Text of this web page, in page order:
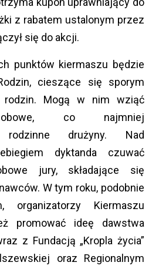
z rabatem ustalonym przez
się do akcji.
punktów kiermaszu będzie
cieszące się sporym
rodzin. Mogą w nim wziąć
co najmniej
rodzinne drużyny. Nad
dyktanda czuwać
jury, składające się
W tym roku, podobnie
organizatorzy Kiermaszu
promować ideę dawstwa
z Fundacją „Kropla życia”
oraz Regionalnym